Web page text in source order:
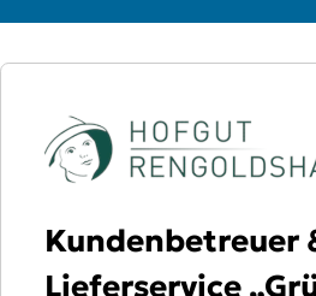
Kundenbetreuer
Lieferservice